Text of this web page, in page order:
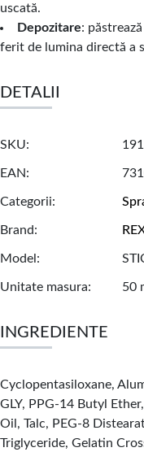
uscată.
Depozitare:
ferit de lumina directă a
DETALII
SKU 191
EAN
Categorii
Brand
Model
Unitate masura 50
INGREDIENTE
Cyclopentasiloxane,
GLY, PPG-14 Butyl
Oil, Talc, PEG-8
Triglyceride, Gelatin